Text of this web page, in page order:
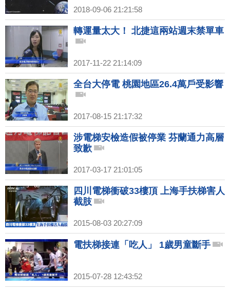
2018-09-06 21:21:58
轉運量太大！ 北捷這兩站週末禁單車
2017-11-22 21:14:09
全台大停電 桃園地區26.4萬戶受影響
2017-08-15 21:17:32
涉電梯安檢造假被停業 芬蘭通力高層
致歉
2017-03-17 21:01:05
四川電梯衝破33樓頂 上海手扶梯害人
截肢
2015-08-03 20:27:09
電扶梯接連「吃人」 1歲男童斷手
2015-07-28 12:43:52